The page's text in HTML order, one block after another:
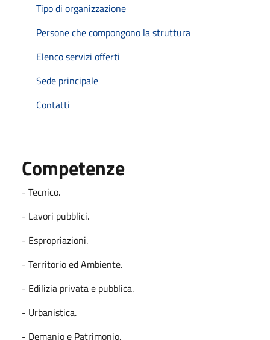
Tipo di organizzazione
Persone che compongono la struttura
Elenco servizi offerti
Sede principale
Contatti
Competenze
- Tecnico.
- Lavori pubblici.
- Espropriazioni.
- Territorio ed Ambiente.
- Edilizia privata e pubblica.
- Urbanistica.
- Demanio e Patrimonio.